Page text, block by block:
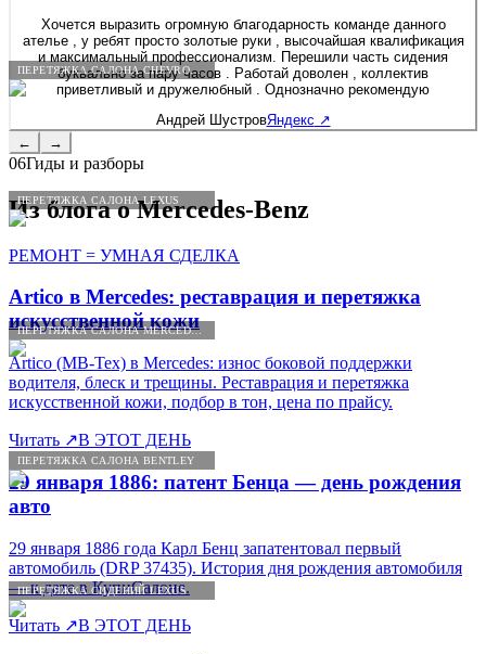
ПЕРЕТЯЖКА САЛОНА CHEVROLET
ПЕРЕТЯЖКА САЛОНА LEXUS
ПЕРЕТЯЖКА САЛОНА MERCEDES-BENZ
ПЕРЕТЯЖКА САЛОНА BENTLEY
ПЕРЕТЯЖКА СИДЕНИЙ LEXUS
Хочется выразить огромную благодарность команде данного
ателье , у ребят просто золотые руки , высочайшая квалификация
и максимальный профессионализм. Перешили часть сидения
буквально за пару часов . Работай доволен , коллектив
приветливый и дружелюбный . Однозначно рекомендую
Андрей ШустровЯндекс ↗
←
→
06Гиды и разборы
Из блога оMercedes-Benz
РЕМОНТ = УМНАЯ СДЕЛКА
Artico в Mercedes: реставрация и перетяжка
искусственной кожи
Artico (MB-Tex) в Mercedes: износ боковой поддержки
водителя, блеск и трещины. Реставрация и перетяжка
искусственной кожи, подбор в тон, цена по прайсу.
Читать ↗В ЭТОТ ДЕНЬ
29 января 1886: патент Бенца — день рождения
авто
29 января 1886 года Карл Бенц запатентовал первый
автомобиль (DRP 37435). История дня рождения автомобиля
— к дате в КупиСалоне.
Читать ↗В ЭТОТ ДЕНЬ